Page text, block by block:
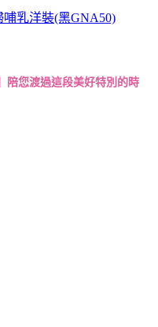
哺乳洋裝(黑GNA50)
陪您渡過這段美好特別的時